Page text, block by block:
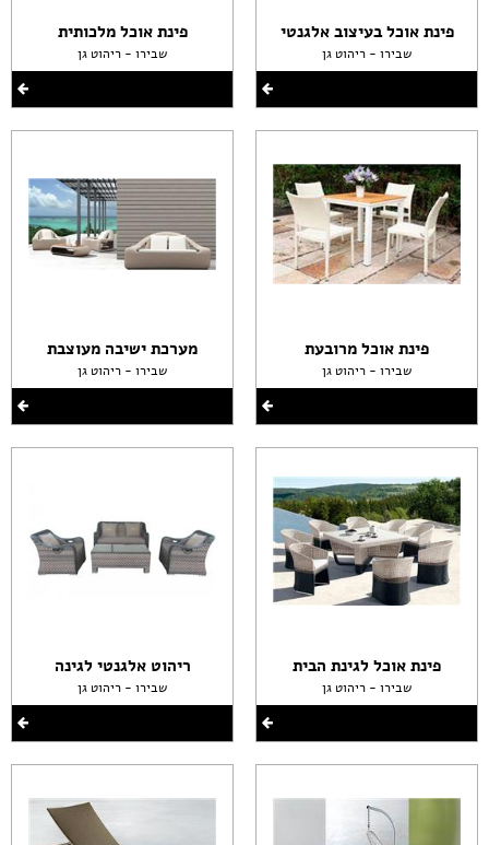
פינת אוכל בעיצוב אלגנטי
שבירו - ריהוט גן
פינת אוכל מרובעת
שבירו - ריהוט גן
פינת אוכל לגינת הבית
שבירו - ריהוט גן
פינת אוכל מלכותית
שבירו - ריהוט גן
מערכת ישיבה מעוצבת
שבירו - ריהוט גן
ריהוט אלגנטי לגינה
שבירו - ריהוט גן